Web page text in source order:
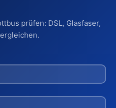
prüfen: DSL, Glasfaser,